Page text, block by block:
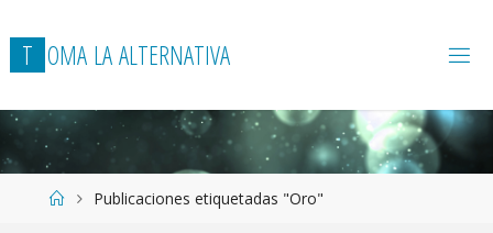
T OMA LAALTERNATIVA
PáginaPublicaciones etiquetadas "Oro"